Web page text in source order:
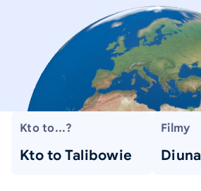
Kto to...?
Kto to Talibowie
Filmy
Diuna